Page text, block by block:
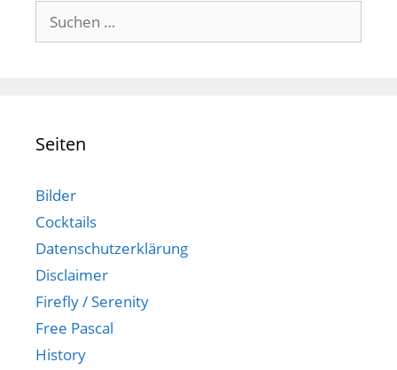
Suchen
nach:
Seiten
Bilder
Cocktails
Datenschutzerklärung
Disclaimer
Firefly / Serenity
Free Pascal
History